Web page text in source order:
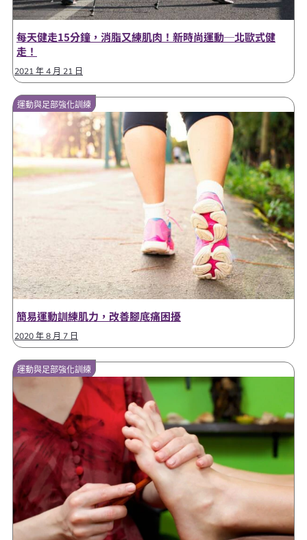
每天健走15分鐘，消脂又練肌肉！新時尚運動─北歐式健
走！
2021 年 4 月 21 日
運動與足部強化訓練
簡易運動訓練肌力，改善腳底痛困擾
2020 年 8 月 7 日
運動與足部強化訓練